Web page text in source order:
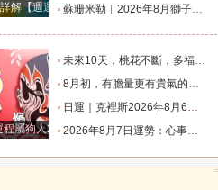
解【週運2024年12月9日-12月15日】
蘇珊米勒︱2026年8月獅子座月度運勢_木星_滿月_日食
屬狗人2024運勢好嗎
未來10天，桃花不斷，多福多運，遇見甜蜜愛情的幾個星座_金牛座_雙子座_家庭
8月初，有膽量更有貴氣的四個星座，能成為事業王者，生意興隆_初將_天蠍座_朋友
日運｜克裡斯2026年8月6日十二星座運勢_處理_對方_主動
2026年8月7日運勢：心事懸在半空最是疲憊，今天迷霧散去，所有人都能接住生活給出的明確答復_事情_層面_關係